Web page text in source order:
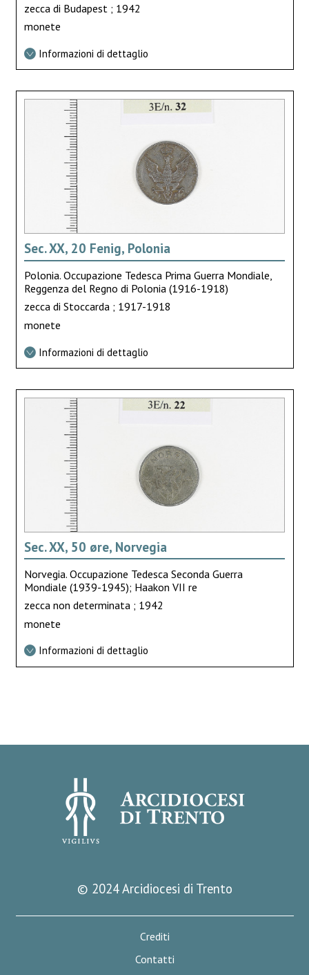
zecca di Budapest ; 1942
monete
Informazioni di dettaglio
Sec. XX, 20 Fenig, Polonia
Polonia. Occupazione Tedesca Prima Guerra Mondiale,
Reggenza del Regno di Polonia (1916-1918)
zecca di Stoccarda ; 1917-1918
monete
Informazioni di dettaglio
Sec. XX, 50 øre, Norvegia
Norvegia. Occupazione Tedesca Seconda Guerra
Mondiale (1939-1945); Haakon VII re
zecca non determinata ; 1942
monete
Informazioni di dettaglio
© 2024 Arcidiocesi di Trento
Crediti
Contatti